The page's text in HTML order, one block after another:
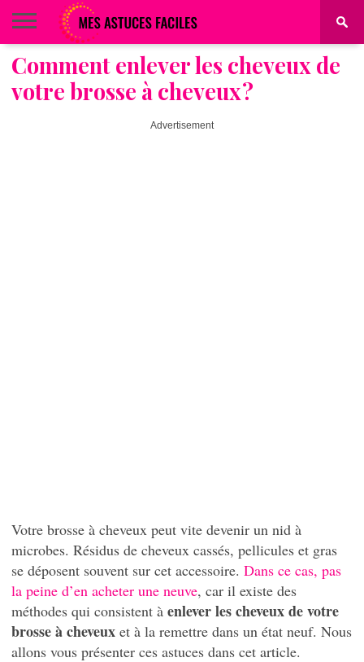
BEAUTÉ
COIFFURE
ALIMENTATION
MAQUILLAGE
MAISON
Comment enlever les cheveux de
votre brosse à cheveux ?
Advertisement
Votre brosse à cheveux peut vite devenir un nid à
microbes. Résidus de cheveux cassés, pellicules et gras
se déposent souvent sur cet accessoire. Dans ce cas, pas
la peine d’en acheter une neuve, car il existe des
méthodes qui consistent à enlever les cheveux de votre
brosse à cheveux et à la remettre dans un état neuf. Nous
allons vous présenter ces astuces dans cet article.